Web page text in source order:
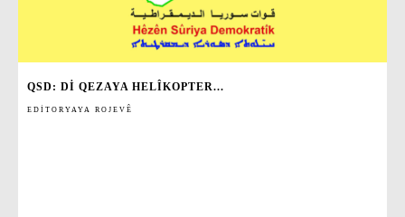
QSD: DI QEZAYA HELÎKOPTER...
EDITORYAYA ROJEVÊ